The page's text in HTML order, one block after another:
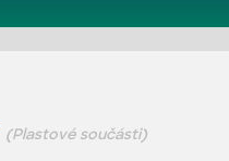
(Plastové součásti)